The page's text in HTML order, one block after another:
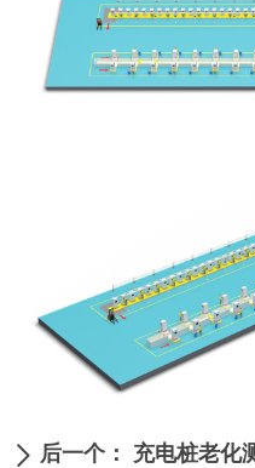
ꄲ 后一个： 充电桩老化